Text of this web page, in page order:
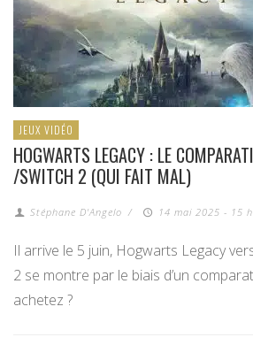
JEUX VIDÉO
HOGWARTS LEGACY : LE
/SWITCH 2 (QUI FAIT MAL)
Stéphane D'Angelo / 14 mai 2025 - 15
Il arrive le 5 juin, Hogwarts Legacy
2 se montre par le biais d’un
achetez ?